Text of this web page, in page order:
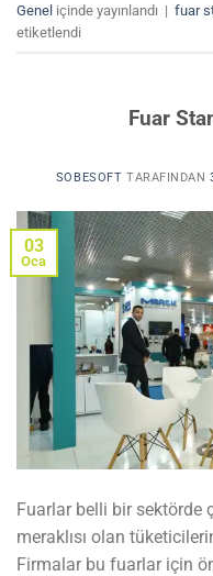
Genel içinde yayınlandı | fuar
etiketlendi
Fuar
SOBESOFT TARAFINDAN
03
Oca
Fuarlar belli bir sektörde
meraklısı olan
Firmalar bu fuarlar için